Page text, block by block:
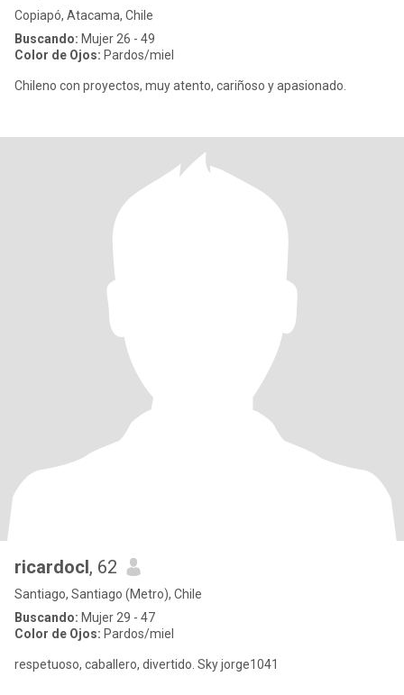
Copiapó, Atacama, Chile
Buscando: Mujer 26 - 49
Color de Ojos: Pardos/miel
Chileno con proyectos, muy atento, cariñoso y apasionado.
ricardocl, 62
Santiago, Santiago (Metro), Chile
Buscando: Mujer 29 - 47
Color de Ojos: Pardos/miel
respetuoso, caballero, divertido. Sky jorge1041